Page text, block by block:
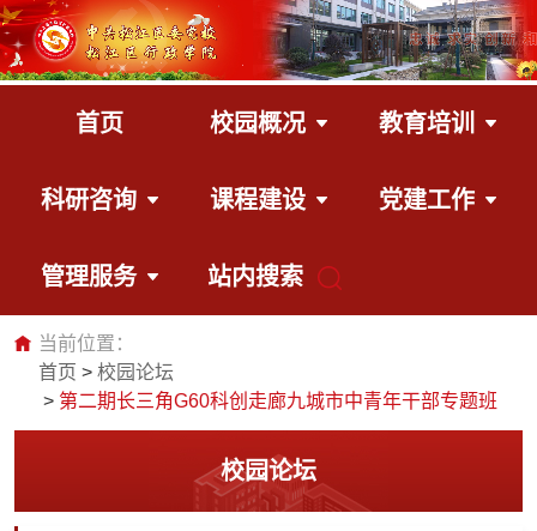
首页 校园概况 教育培训
科研咨询 课程建设 党建工作
管理服务 站内搜索
当前位置：
首页
校园论坛
第二期长三角G60科创走廊九城市中青年干部专题班
校园论坛